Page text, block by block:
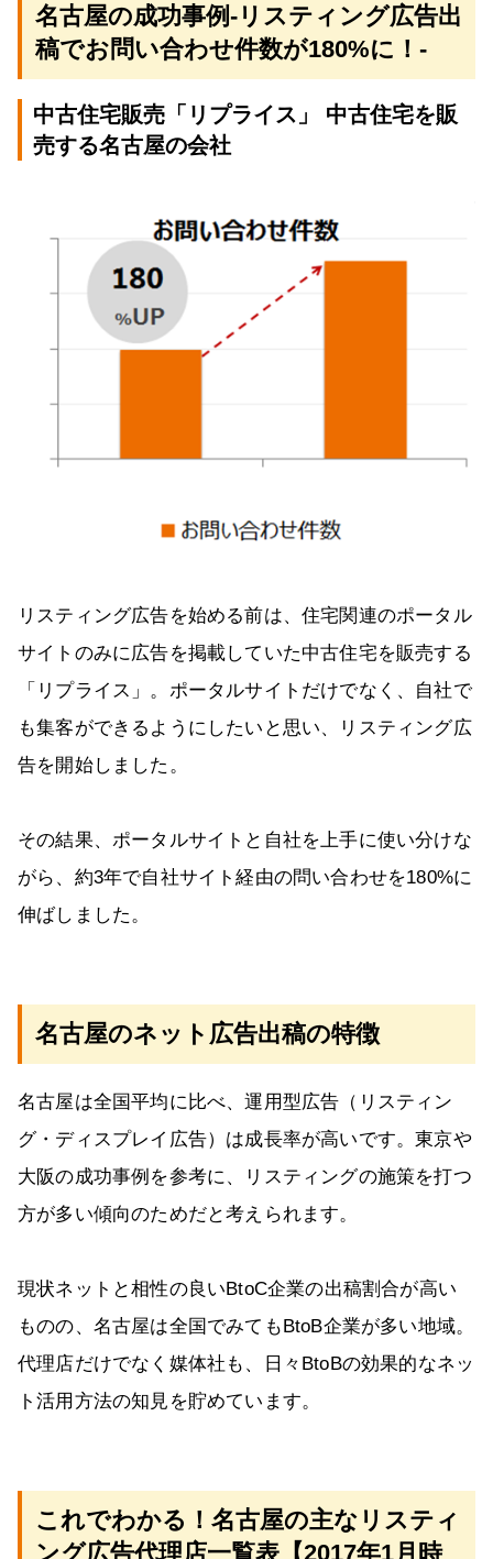
名古屋の成功事例‐リスティング広告出
稿でお問い合わせ件数が180%に！‐
中古住宅販売「リプライス」 中古住宅を販
売する名古屋の会社
リスティング広告を始める前は、住宅関連のポータル
サイトのみに広告を掲載していた中古住宅を販売する
「リプライス」。ポータルサイトだけでなく、自社で
も集客ができるようにしたいと思い、リスティング広
告を開始しました。
その結果、ポータルサイトと自社を上手に使い分けな
がら、約3年で自社サイト経由の問い合わせを180%に
伸ばしました。
名古屋のネット広告出稿の特徴
名古屋は全国平均に比べ、運用型広告（リスティン
グ・ディスプレイ広告）は成長率が高いです。東京や
大阪の成功事例を参考に、リスティングの施策を打つ
方が多い傾向のためだと考えられます。
現状ネットと相性の良いBtoC企業の出稿割合が高い
ものの、名古屋は全国でみてもBtoB企業が多い地域。
代理店だけでなく媒体社も、日々BtoBの効果的なネッ
ト活用方法の知見を貯めています。
これでわかる！名古屋の主なリスティ
ング広告代理店一覧表【2017年1月時